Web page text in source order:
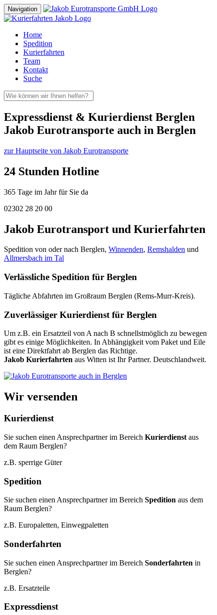
Navigation
Home
Spedition
Kurierfahrten
Team
Kontakt
Suche
Expressdienst & Kurierdienst Berglen
Jakob Eurotransporte auch in Berglen
zur Hauptseite von Jakob Eurotransporte
24 Stunden Hotline
365 Tage im Jahr für Sie da
02302 28 20 00
Jakob Eurotransport und Kurierfahrten
Spedition von oder nach Berglen, Winnenden, Remshalden und
Allmersbach im Tal
Verlässliche Spedition für Berglen
Tägliche Abfahrten im Großraum Berglen (Rems-Murr-Kreis).
Zuverlässiger Kurierdienst für Berglen
Um z.B. ein Ersatzteil von A nach B schnellstmöglich zu bewegen
gibt es einige Möglichkeiten. In Abhängigkeit vom Paket und Eile
ist eine Direktfahrt ab Berglen das Richtige.
Jakob Kurierfahrten aus Witten ist Ihr Partner. Deutschlandweit.
Wir versenden
Kurierdienst
Sie suchen einen Ansprechpartner im Bereich Kurierdienst aus
dem Raum Berglen?
z.B. sperrige Güter
Spedition
Sie suchen einen Ansprechpartner im Bereich Spedition aus dem
Raum Berglen?
z.B. Europaletten, Einwegpaletten
Sonderfahrten
Sie suchen einen Ansprechpartner im Bereich Sonderfahrten in
Berglen?
z.B. Ersatzteile
Expressdienst